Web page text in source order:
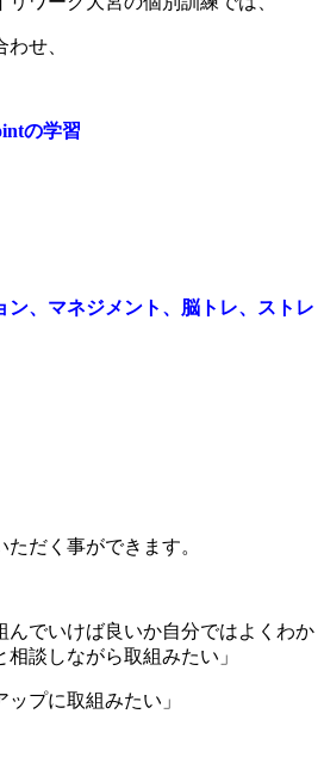
せ、
の学習
ン、マネジメント、脳トレ、ストレ
だく事ができます。
んでいけば良いか自分ではよくわか
相談しながら取組みたい」
ップに取組みたい」